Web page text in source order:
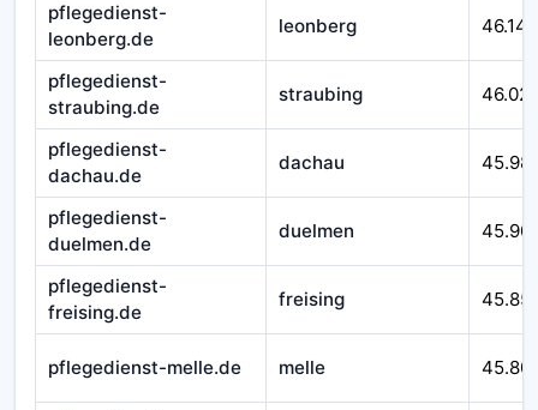
pflegedienst-
leonberg.de
leonberg 46.143
pflegedienst-
straubing.de
straubing
pflegedienst-
dachau.de
dachau
pflegedienst-
duelmen.de
duelmen
pflegedienst-
freising.de
freising
pflegedienst-melle.de melle